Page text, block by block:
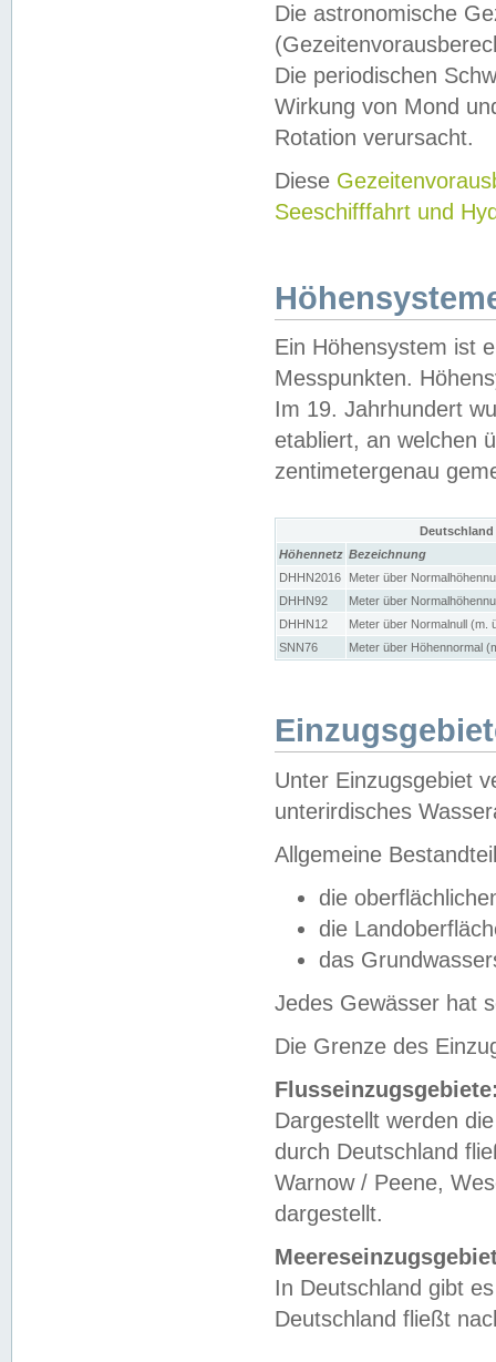
Die astronomische
Die periodischen
Wirkung von Mond
Rotation verursacht.
Diese
Seeschifffahrt und
Ein Höhensystem ist
Messpunkten.
Im 19. Jahrhundert
etabliert, an welchen
zentimetergenau
Höhennetz Bezeichnung
DHHN2016
Meter über
DHHN92
Meter über
DHHN12
Meter über Normalnull (m.
SNN76
Meter über Höhennormal
Unter Einzugsgebiet
unterirdisches
Allgemeine
die
die
das
Jedes Gewässer hat
Die Grenze des
Dargestellt werden
durch Deutschland
Warnow / Peene,
dargestellt.
In Deutschland gibt
Deutschland fließt